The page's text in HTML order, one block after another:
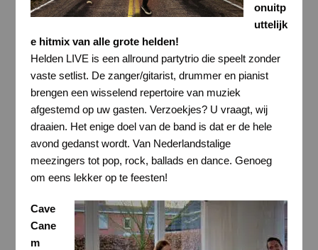
onuitp
uttelijk
e hitmix van alle grote helden!
Helden LIVE is een allround partytrio die speelt zonder
vaste setlist. De zanger/gitarist, drummer en pianist
brengen een wisselend repertoire van muziek
afgestemd op uw gasten. Verzoekjes? U vraagt, wij
draaien. Het enige doel van de band is dat er de hele
avond gedanst wordt. Van Nederlandstalige
meezingers tot pop, rock, ballads en dance. Genoeg
om eens lekker op te feesten!
Cave
Cane
m